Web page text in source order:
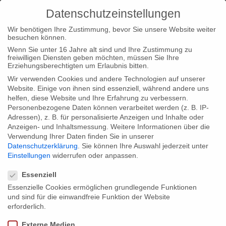
Home Typ|Location gebrueder beetz filmproduktion Berlin
gebrueder beetz filmproduktion Berlin
Previous
Datenschutzeinstellungen
Wir benötigen Ihre Zustimmung, bevor Sie unsere Website weiter
besuchen können.
Wenn Sie unter 16 Jahre alt sind und Ihre Zustimmung zu
freiwilligen Diensten geben möchten, müssen Sie Ihre
Erziehungsberechtigten um Erlaubnis bitten.
Wir verwenden Cookies und andere Technologien auf unserer
Website. Einige von ihnen sind essenziell, während andere uns
helfen, diese Website und Ihre Erfahrung zu verbessern.
Personenbezogene Daten können verarbeitet werden (z. B. IP-
Adressen), z. B. für personalisierte Anzeigen und Inhalte oder
Anzeigen- und Inhaltsmessung. Weitere Informationen über die
Verwendung Ihrer Daten finden Sie in unserer
Datenschutzerklärung
Sie können Ihre Auswahl jederzeit unter
Einstellungen widerrufen oder anpassen.
Essenziell
Essenzielle Cookies ermöglichen grundlegende Funktionen
und sind für die einwandfreie Funktion der Website
erforderlich.